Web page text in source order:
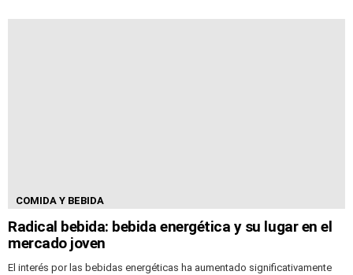
COMIDA Y BEBIDA
Radical bebida: bebida energética y su lugar en el
mercado joven
El interés por las bebidas energéticas ha aumentado significativamente